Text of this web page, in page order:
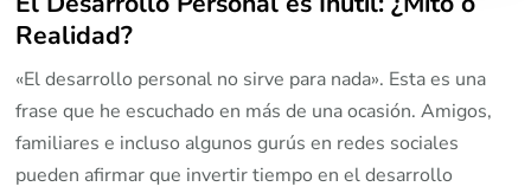
Realidad?
«El desarrollo personal no sirve para nada». Esta es una
frase que he escuchado en más de una ocasión. Amigos,
familiares e incluso algunos gurús en redes sociales
pueden afirmar que invertir tiempo en el desarrollo